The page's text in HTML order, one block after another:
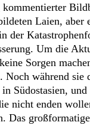
Laien, aber
der
Um die
Sorgen
Noch während sie
Südostasien,
nicht enden
Das